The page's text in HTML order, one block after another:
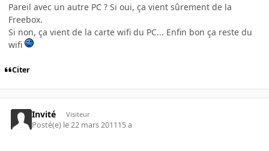
Pareil avec un autre PC ? Si oui, ça vient sûrement de la
Freebox.
Si non, ça vient de la carte wifi du PC... Enfin bon ça reste du
wifi
Citer
Invité Visiteur
Posté(e) le 22 mars 201115 a